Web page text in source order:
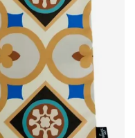
Mochila Stivibags
149,00 €